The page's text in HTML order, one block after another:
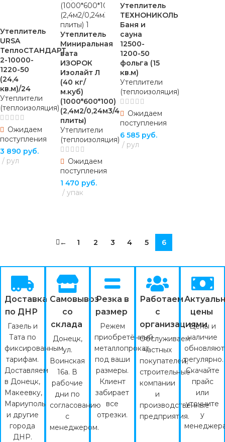
Утеплитель
URSA
ТеплоСТАНДАРТ
2-10000-
1220-50
(24,4
кв.м)/24
Утеплители
(теплоизоляция)
Ожидаем
поступления
3 890 руб.
рул
Утеплитель
Миниральная
вата
ИЗОРОК
Изолайт Л
(40 кг/
м.куб)
(1000*600*100)
(2,4м2/0,24м3/4
плиты)
Утеплители
(теплоизоляция)
Ожидаем
поступления
1 470 руб.
упак
Утеплитель
ТЕХНОНИКОЛЬ
Баня и
сауна
12500-
1200-50
фольга (15
кв.м)
Утеплители
(теплоизоляция)
Ожидаем
поступления
6 585 руб.
рул
← 1 2 3 4 5 6
Доставка
по ДНР
Газель и
Тата по
фиксированным
тарифам.
Доставляем
в Донецк,
Макеевку,
Мариуполь
и другие
города
ДНР.
Самовывоз
со
склада
Донецк,
ул.
Воинская
16а. В
рабочие
дни по
согласованию
с
менеджером.
Резка в
размер
Режем
приобретённый
металлопрокат
под ваши
размеры.
Клиент
забирает
все
отрезки.
Работаем
с
организациями
Обслуживаем
частных
покупателей,
строительные
компании
и
производственные
предприятия.
цены
Цены и
наличие
регулярно.
Скачайте
прайс
или
уточните
у